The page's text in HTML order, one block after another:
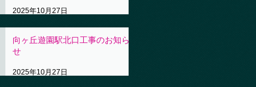
2025年10月27日
向ヶ丘遊園駅北口工事のお知ら
せ
2025年10月27日